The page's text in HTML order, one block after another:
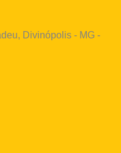
Divinópolis - MG -